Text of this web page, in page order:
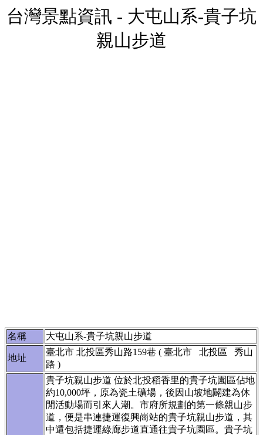
台灣景點資訊 - 大屯山系-貴子坑
親山步道
名稱 大屯山系-貴子坑親山步道
地址
臺北市 北投區秀山路159巷 ( 臺北市 北投區 秀山
路 )
貴子坑親山步道 位於北投稻香里的貴子坑園區佔地
約10,000坪，原為瓷土礦場，後因山坡地闢建為休
閒活動場而引來人潮。市府所規劃的第一條親山步
道，便是串連捷運復興崗站的貴子坑親山步道，其
中還包括捷運綠廊步道直通往貴子坑園區。貴子坑